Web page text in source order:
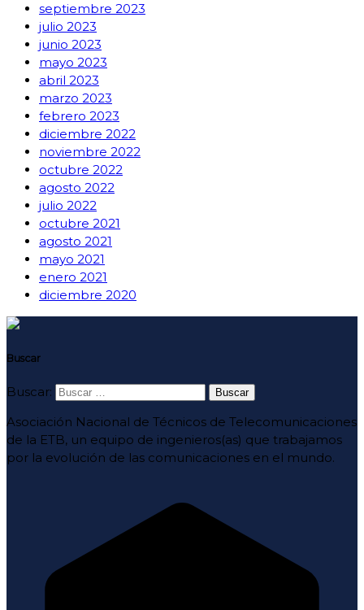
septiembre 2023
julio 2023
junio 2023
mayo 2023
abril 2023
marzo 2023
febrero 2023
diciembre 2022
noviembre 2022
octubre 2022
agosto 2022
julio 2022
octubre 2021
agosto 2021
mayo 2021
enero 2021
diciembre 2020
Buscar
Buscar:
Asociación Nacional de Técnicos de Telecomunicaciones
de la ETB, un equipo de ingenieros(as) que trabajamos
por la evolución de las comunicaciones en el mundo.